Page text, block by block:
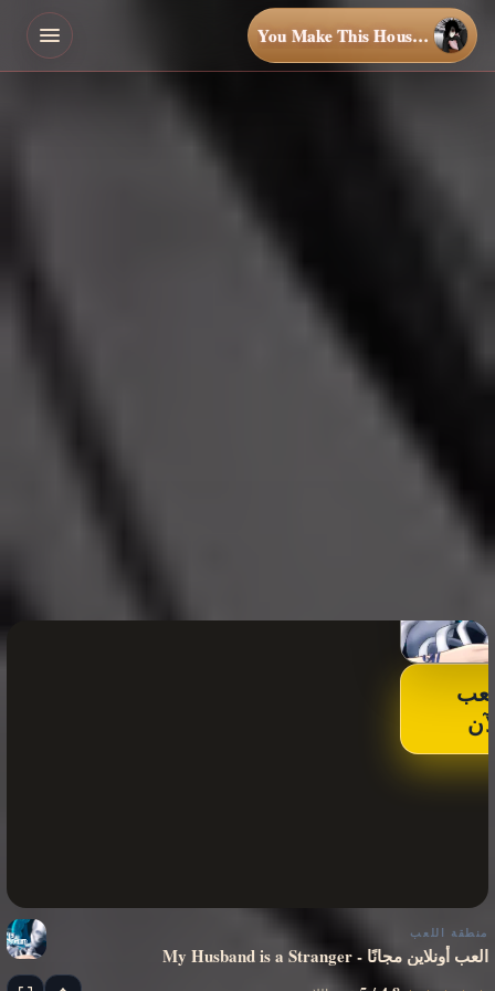
You Make This House a Home
منطقة اللعب
My Husband is a Stranger - العب أونلاين مجانًا